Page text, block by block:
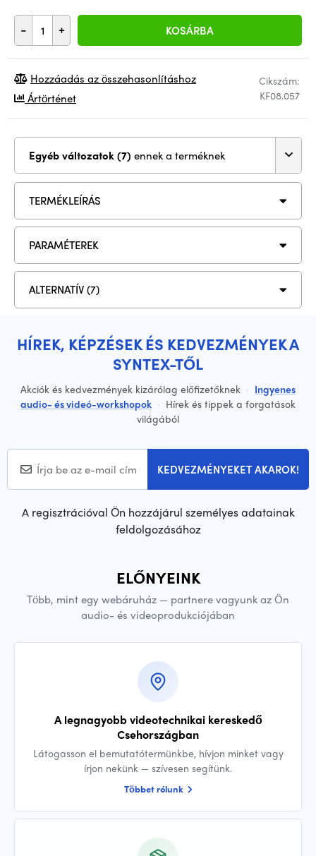
- + KOSÁRBA
Cikszám:
KF08.057
Hozzáadás az összehasonlításhoz
Ártörténet
Egyéb változatok (7) ennek a terméknek
TERMÉKLEÍRÁS
PARAMÉTEREK
ALTERNATÍV (7)
HÍREK, KÉPZÉSEK ÉS KEDVEZMÉNYEK A
SYNTEX-TŐL
Akciók és kedvezmények kizárólag előfizetőknek · Ingyenes
audio- és videó-workshopok · Hírek és tippek a forgatások
világából
KEDVEZMÉNYEKET AKAROK!
A regisztrációval Ön hozzájárul személyes adatainak
feldolgozásához
ELŐNYEINK
Több, mint egy webáruház — partnere vagyunk az Ön
audio- és videoprodukciójában
A legnagyobb videotechnikai kereskedő
Csehországban
Látogasson el bemutatótermünkbe, hívjon minket vagy
írjon nekünk — szívesen segítünk.
Többet rólunk